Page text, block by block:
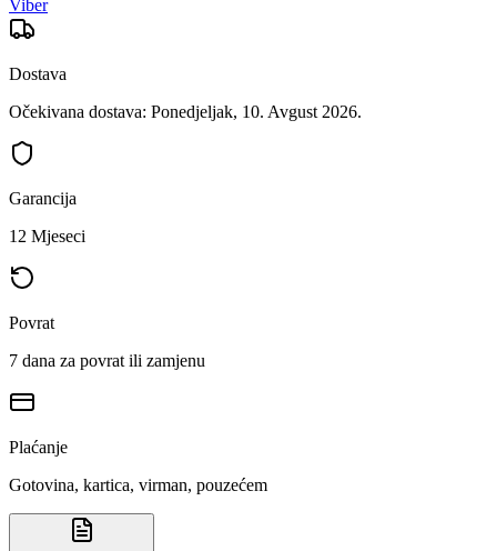
Viber
Dostava
Očekivana dostava: Ponedjeljak, 10. Avgust 2026.
Garancija
12 Mjeseci
Povrat
7 dana za povrat ili zamjenu
Plaćanje
Gotovina, kartica, virman, pouzećem